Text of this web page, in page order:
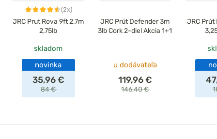
(2x)
JRC Prut Rova 9ft 2,7m
2,75lb
skladom
novinka
35,96 €
84 €
JRC Prút Defender 3m
3lb Cork 2-diel Akcia 1+1
u dodávateľa
119,96 €
146,40 €
JRC Prút